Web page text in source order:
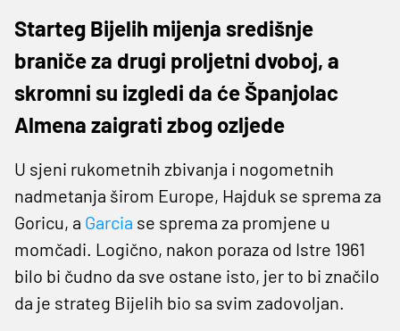
Starteg Bijelih mijenja središnje
braniče za drugi proljetni dvoboj, a
skromni su izgledi da će Španjolac
Almena zaigrati zbog ozljede
U sjeni rukometnih zbivanja i nogometnih
nadmetanja širom Europe, Hajduk se sprema za
Goricu, a Garcia se sprema za promjene u
momčadi. Logično, nakon poraza od Istre 1961
bilo bi čudno da sve ostane isto, jer to bi značilo
da je strateg Bijelih bio sa svim zadovoljan.